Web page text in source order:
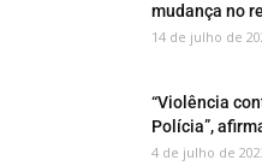
mudança no
14 de julho de
“Violência
Polícia”,
4 de julho de